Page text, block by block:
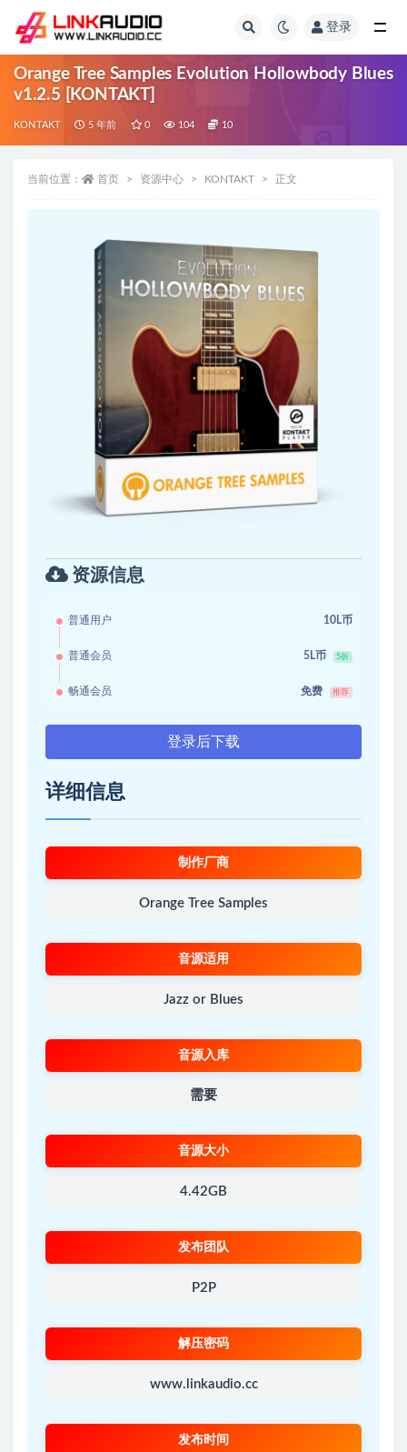
登录
Orange Tree Samples Evolution Hollowbody Blues
v1.2.5 [KONTAKT]
KONTAKT 5 年前 0 104 10
当前位置： 首页 资源中心 KONTAKT 正文
资源信息
普通用户 10L币
普通会员 5L币 5折
畅通会员 免费 推荐
登录后下载
详细信息
制作厂商
Orange Tree Samples
音源适用
Jazz or Blues
音源入库
需要
音源大小
4.42GB
发布团队
P2P
解压密码
www.linkaudio.cc
发布时间